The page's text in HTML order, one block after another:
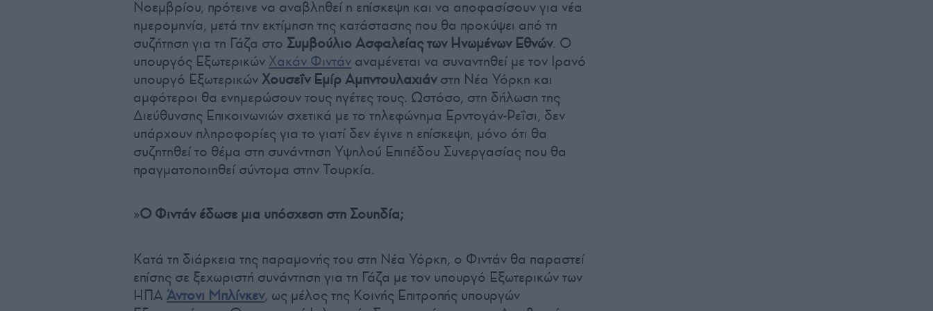
Νοεμβρίου, πρότεινε να αναβληθεί η επίσκεψη και να αποφασίσουν για νέα
ημερομηνία, μετά την εκτίμηση της κατάστασης που θα προκύψει από τη
συζήτηση για τη Γάζα στο Συμβούλιο Ασφαλείας των Ηνωμένων Εθνών. Ο
υπουργός Εξωτερικών Χακάν Φιντάν αναμένεται να συναντηθεί με τον Ιρανό
υπουργό ΕξωτερικώνΧουσεΐν Εμίρ Αμπντουλαχιάνστη Νέα Υόρκη και
αμφότεροι θα ενημερώσουν τους ηγέτες τους. Ωστόσο, στη δήλωση της
Διεύθυνσης Επικοινωνιών σχετικά με το τηλεφώνημα Ερντογάν-Ρεΐσι, δεν
υπάρχουν πληροφορίες για το γιατί δεν έγινε η επίσκεψη, μόνο ότι θα
συζητηθεί το θέμα στη συνάντηση Υψηλού Επιπέδου Συνεργασίας που θα
πραγματοποιηθεί σύντομα στην Τουρκία.
»Ο Φιντάν έδωσε μια υπόσχεση στη Σουηδία;
Κατά τη διάρκεια της παραμονής του στη Νέα Υόρκη, ο Φιντάν θα παραστεί
επίσης σε ξεχωριστή συνάντηση για τη Γάζα με τον υπουργό Εξωτερικών των
ΗΠΑ Άντονι Μπλίνκεν, ως μέλος της Κοινής Επιτροπής υπουργών